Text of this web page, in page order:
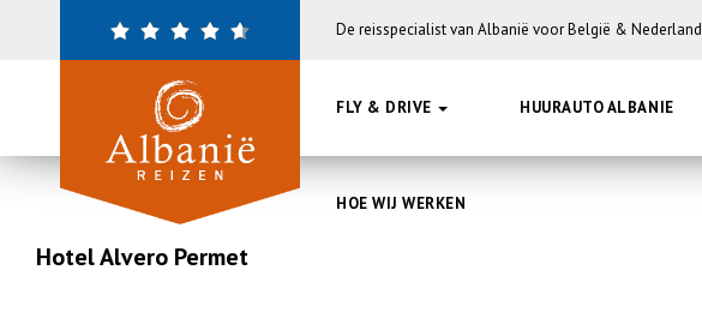
De reisspecialist van Albanië voor België & Nederland
FLY & DRIVE HUURAUTO ALBANIE
HOE WIJ WERKEN
Hotel Alvero Permet